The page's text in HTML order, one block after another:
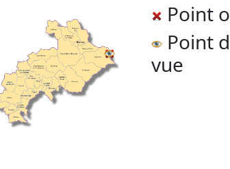
Point
Point
vue